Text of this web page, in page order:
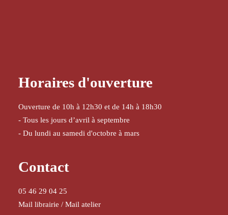
Horaires d'ouverture
Ouverture de 10h à 12h30 et de 14h à 18h30
- Tous les jours d’avril à septembre
- Du lundi au samedi d'octobre à mars
Contact
05 46 29 04 25
Mail librairie / Mail atelier